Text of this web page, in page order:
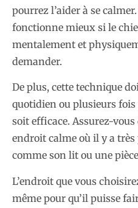
pourrez l’aider à se
fonctionne mieux si le
mentalement et
demander.
De plus, cette technique
quotidien ou plusieurs fois
soit efficace. Assurez-
endroit calme où il y a
comme son lit ou une
L’endroit que vous
même pour qu’il puisse